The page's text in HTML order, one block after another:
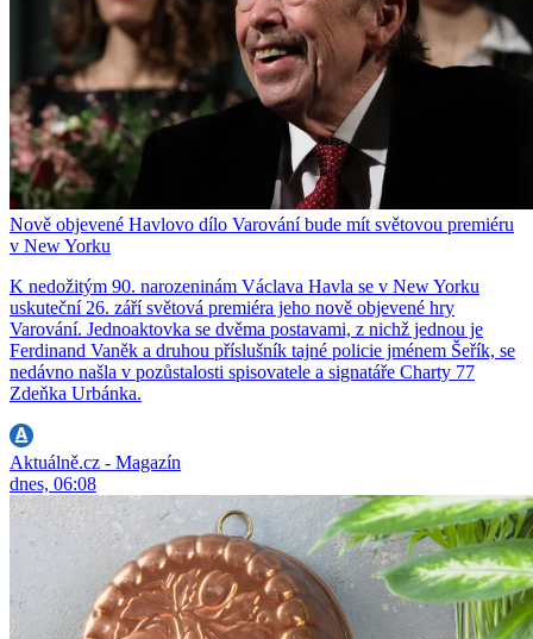
Nově objevené Havlovo dílo Varování bude mít světovou premiéru
v New Yorku
K nedožitým 90. narozeninám Václava Havla se v New Yorku
uskuteční 26. září světová premiéra jeho nově objevené hry
Varování. Jednoaktovka se dvěma postavami, z nichž jednou je
Ferdinand Vaněk a druhou příslušník tajné policie jménem Šeřík, se
nedávno našla v pozůstalosti spisovatele a signatáře Charty 77
Zdeňka Urbánka.
Aktuálně.cz - Magazín
dnes, 06:08